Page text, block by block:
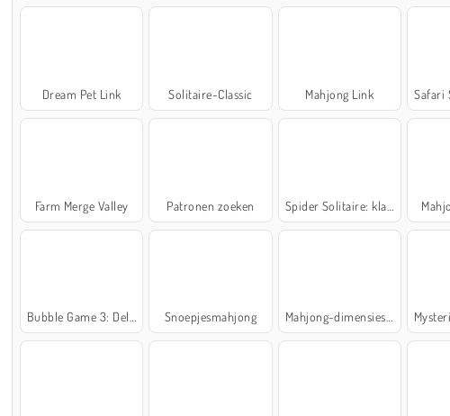
Dream Pet Link Solitaire-Classic Mahjong Link Safari
Farm Merge Valley Patronen zoeken
Bubble Game 3: Deluxe Snoepjesmahjong Mahjong-dimensies: 900 seconden